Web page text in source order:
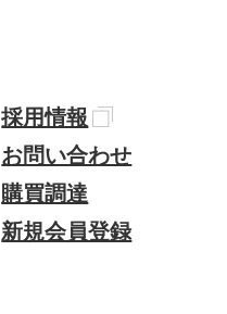
採用情報
お問い合わせ
購買調達
新規会員登録